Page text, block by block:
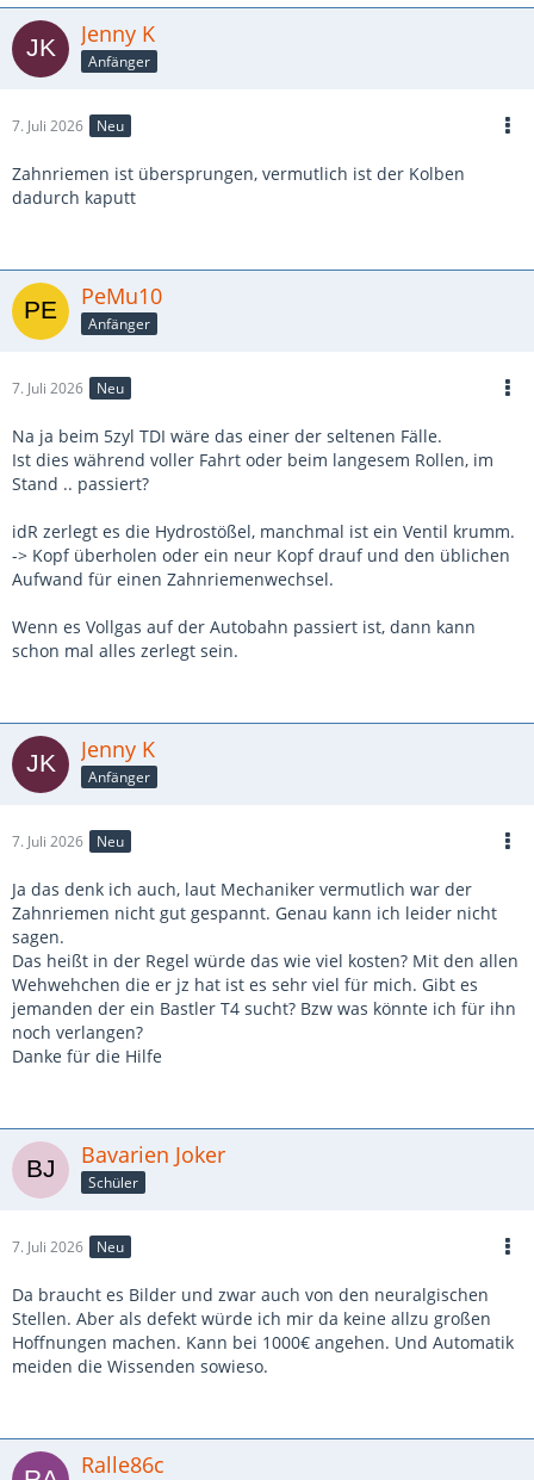
Jenny K
Anfänger
7. Juli 2026 Neu
Zahnriemen ist übersprungen, vermutlich ist der Kolben
dadurch kaputt
PeMu10
Anfänger
7. Juli 2026 Neu
Na ja beim 5zyl TDI wäre das einer der seltenen Fälle.
Ist dies während voller Fahrt oder beim langesem Rollen, im
Stand .. passiert?
idR zerlegt es die Hydrostößel, manchmal ist ein Ventil krumm.
-> Kopf überholen oder ein neur Kopf drauf und den üblichen
Aufwand für einen Zahnriemenwechsel.
Wenn es Vollgas auf der Autobahn passiert ist, dann kann
schon mal alles zerlegt sein.
Jenny K
Anfänger
7. Juli 2026 Neu
Ja das denk ich auch, laut Mechaniker vermutlich war der
Zahnriemen nicht gut gespannt. Genau kann ich leider nicht
sagen.
Das heißt in der Regel würde das wie viel kosten? Mit den allen
Wehwehchen die er jz hat ist es sehr viel für mich. Gibt es
jemanden der ein Bastler T4 sucht? Bzw was könnte ich für ihn
noch verlangen?
Danke für die Hilfe
Bavarien Joker
Schüler
7. Juli 2026 Neu
Da braucht es Bilder und zwar auch von den neuralgischen
Stellen. Aber als defekt würde ich mir da keine allzu großen
Hoffnungen machen. Kann bei 1000€ angehen. Und Automatik
meiden die Wissenden sowieso.
Ralle86c